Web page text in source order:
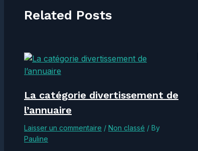
Related Posts
La catégorie divertissement de
l’annuaire
Laisser un commentaire / Non classé / By
Pauline